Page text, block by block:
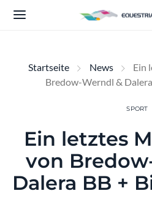
Startseite News
Ein
Bredow-Werndl &
SPORT
Ein letztes
von
Dalera BB +